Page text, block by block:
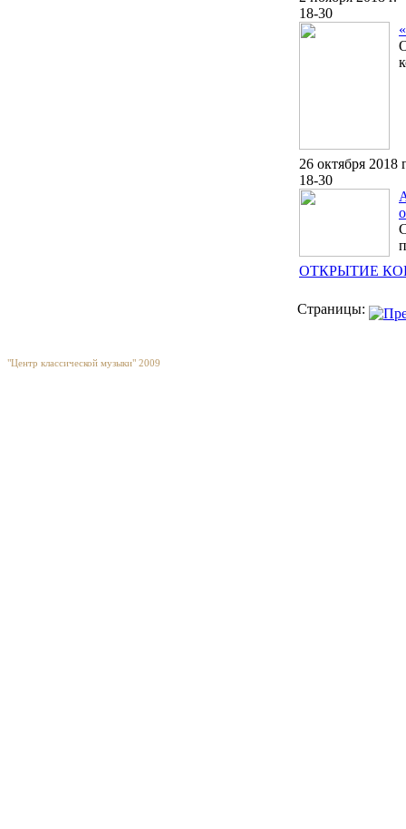
18-30
26 октября 2018
18-30
ОТКРЫТИЕ
Страницы:
"Центр классической музыки" 2009